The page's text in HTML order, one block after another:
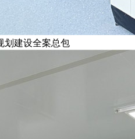
划建设全案总包